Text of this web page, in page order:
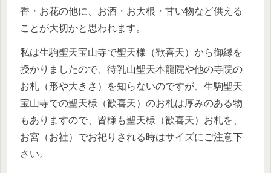
香・お花の他に、お酒・お大根・甘い物など供える
ことが大切かと思われます。
私は生駒聖天宝山寺で聖天様（歓喜天）から御縁を
授かりましたので、待乳山聖天本龍院や他の寺院の
お札（形や大きさ）を知らないのですが、生駒聖天
宝山寺での聖天様（歓喜天）のお札は厚みのある物
もありますので、皆様も聖天様（歓喜天）お札を、
お宮（お社）でお祀りされる時はサイズにご注意下
さい。